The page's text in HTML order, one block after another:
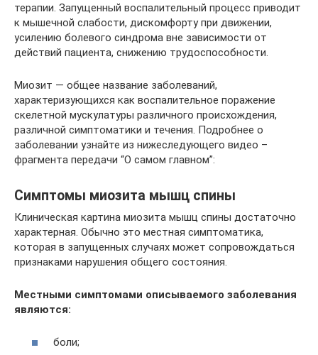
терапии. Запущенный воспалительный процесс приводит
к мышечной слабости, дискомфорту при движении,
усилению болевого синдрома вне зависимости от
действий пациента, снижению трудоспособности.
Миозит — общее название заболеваний,
характеризующихся как воспалительное поражение
скелетной мускулатуры различного происхождения,
различной симптоматики и течения. Подробнее о
заболевании узнайте из нижеследующего видео –
фрагмента передачи “О самом главном”:
Симптомы миозита мышц спины
Клиническая картина миозита мышц спины достаточно
характерная. Обычно это местная симптоматика,
которая в запущенных случаях может сопровождаться
признаками нарушения общего состояния.
Местными симптомами описываемого заболевания
являются:
боли;